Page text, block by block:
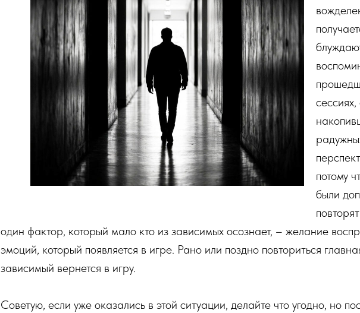
потому
были
один фактор, который мало кто из зависимых осознает, – желание
эмоций, который появляется в игре. Рано или поздно повториться
зависимый вернется в игру.
Советую, если уже оказались в этой ситуации, делайте что угодно, но